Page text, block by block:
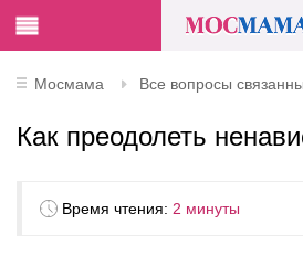
Мосмама Все вопросы
Как преодолеть
Время чтения: 2 минуты